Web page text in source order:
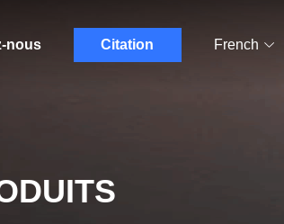
nous Citation French